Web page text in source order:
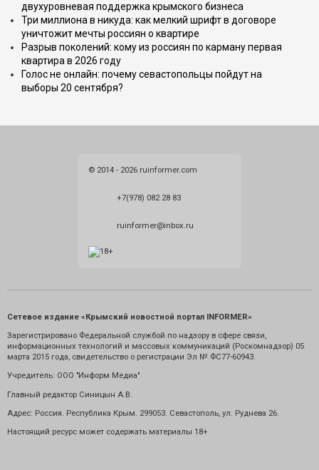
двухуровневая поддержка крымского бизнеса
Три миллиона в никуда: как мелкий шрифт в договоре
уничтожит мечты россиян о квартире
Разрыв поколений: кому из россиян по карману первая
квартира в 2026 году
Голос не онлайн: почему севастопольцы пойдут на
выборы 20 сентября?
© 2014 - 2026 ruinformer.com
+7(978) 082 28 83
ruinformer@inbox.ru
Сетевое издание «Крымский новостной портал INFORMER»
Зарегистрировано Федеральной службой по надзору в сфере связи,
информационных технологий и массовых коммуникаций (Роскомнадзор) 05
марта 2015 года, свидетельство о регистрации Эл № ФС77-60943.
Учредитель: ООО "Информ Медиа"
Главный редактор Синицын А.В.
Адрес: Россия. Республика Крым. 299053. Севастополь, ул. Руднева 26.
Настоящий ресурс может содержать материалы 18+